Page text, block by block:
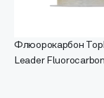
Флюорокарбон
Leader